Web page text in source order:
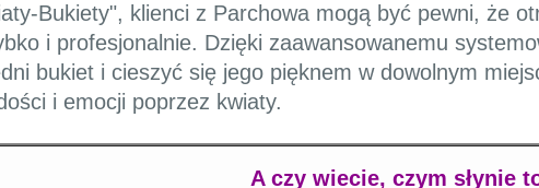
Bukiety", klienci z Parchowa mogą być pewni, że
i profesjonalnie. Dzięki zaawansowanemu
bukiet i cieszyć się jego pięknem w dowolnym
i emocji poprzez kwiaty.
A czy wiecie, czym słynie